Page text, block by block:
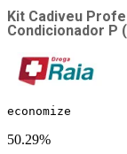
Kit Cadiveu
Condicionador P
economize
50.29%